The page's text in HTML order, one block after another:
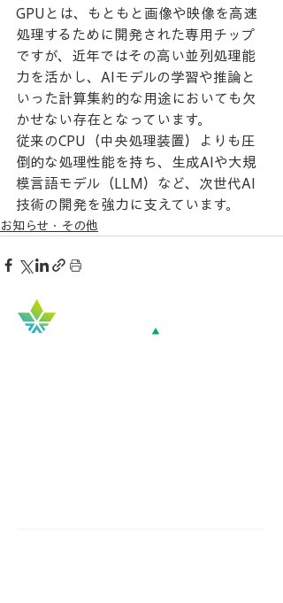
GPUとは、もともと画像や映像を高速
処理するために開発された専用チップ
ですが、近年ではその高い並列処理能
力を活かし、AIモデルの学習や推論と
いった計算集約的な用途においても欠
かせない存在となっています。
従来のCPU（中央処理装置）よりも圧
倒的な処理性能を持ち、生成AIや大規
模言語モデル（LLM）など、次世代AI
技術の開発を強力に支えています。
お知らせ・その他